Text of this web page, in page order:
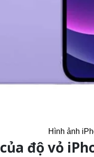
Hình ảnh
độ vỏ